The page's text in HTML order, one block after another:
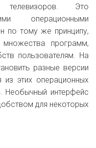
Это
операционными
по тому же принципу,
программ,
пользователям. На
разные версии
этих операционных
Необычный интерфейс
для некоторых